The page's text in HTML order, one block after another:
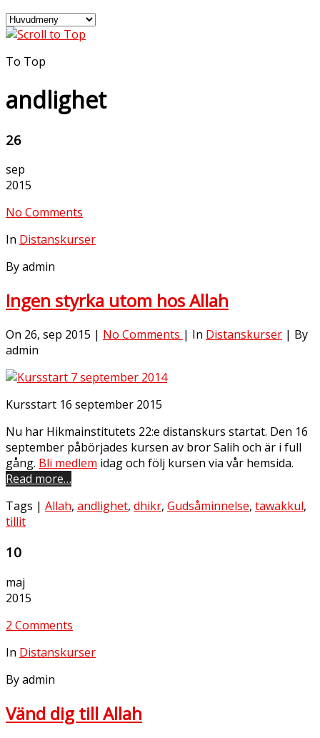
To Top
andlighet
26
sep
2015
No Comments
In Distanskurser
By admin
Ingen styrka utom hos Allah
On 26, sep 2015 | No Comments | In Distanskurser | By
admin
Kursstart 16 september 2015
Nu har Hikmainstitutets 22:e distanskurs startat. Den 16
september påbörjades kursen av bror Salih och är i full
gång. Bli medlem idag och följ kursen via vår hemsida.
Read more…
Tags | Allah, andlighet, dhikr, Gudsåminnelse, tawakkul,
tillit
10
maj
2015
2 Comments
In Distanskurser
By admin
Vänd dig till Allah